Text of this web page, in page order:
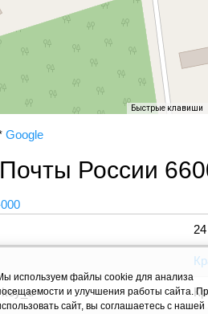
Быстрые клавиши
Google
России
24
используем файлы cookie для анализа
и улучшения работы сайта.
сайт, вы соглашаетесь с нашей